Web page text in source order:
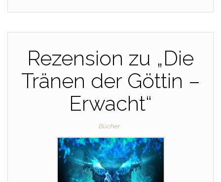
Rezension zu „Die
Tränen der Göttin –
Erwacht“
Bücher